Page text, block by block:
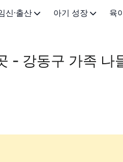
신·출산
산후
아기 성장
영아 (4-12개월)
육
육아법
- 강동구 가족 나